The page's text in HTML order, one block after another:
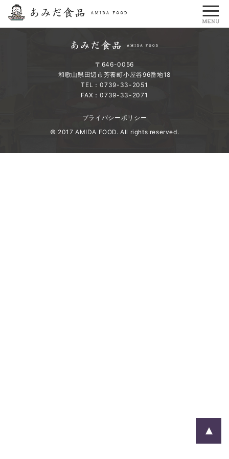
〒646-0056
和歌山県田辺市芳養町小屋谷96番地18
TEL：0739-33-2051
FAX：0739-33-2071
プライバシーポリシー
© 2017 AMIDA FOOD. All rights reserved.